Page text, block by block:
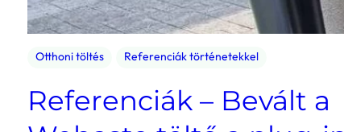
Otthoni töltés Referenciák történetekkel
Referenciák – Bevált a